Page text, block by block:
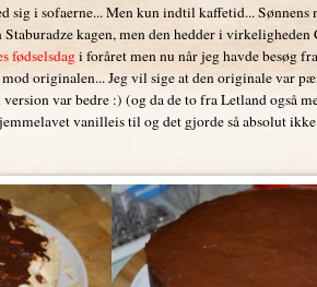
sig i sofaerne... Men kun indtil kaffetid...
kagen, men den hedder i
fødselsdagi foråret men nu når jeg havde besøg
originalen... Jeg vil sige at den originale var
var bedre :) (og da de to fra Letland også
vanilleis til og det gjorde så absolut